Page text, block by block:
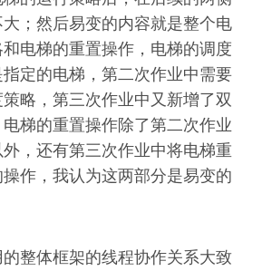
；然后易变的内容就是整个电
电梯的重置操作，电梯的调度
定的电梯，第二次作业中需要
略，第三次作业中又新增了双
梯的重置操作除了第二次作业
，还有第三次作业中将电梯重
作，我认为这两部分是易变的
整体框架的线程协作关系大致